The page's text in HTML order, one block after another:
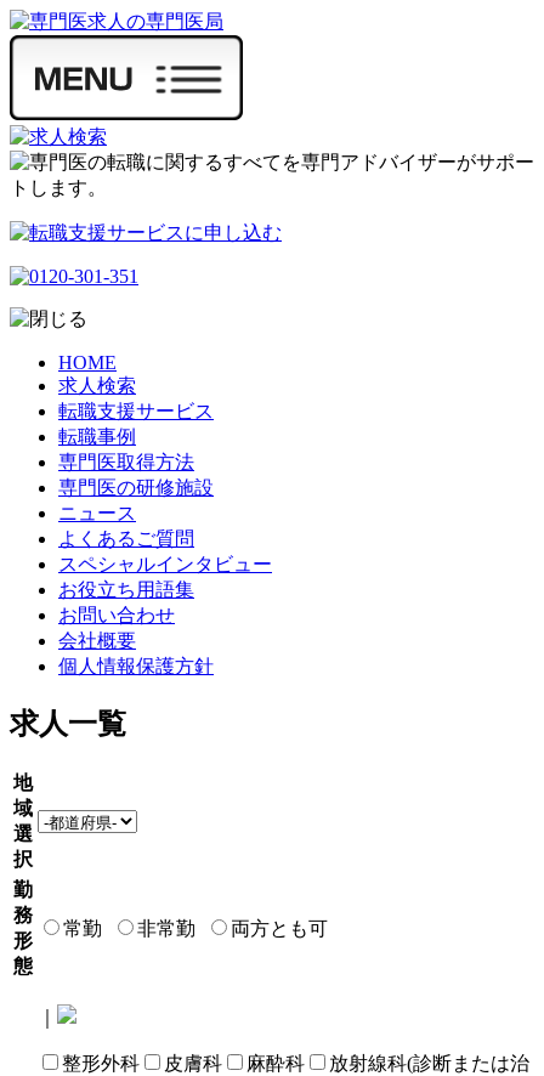
HOME
求人検索
転職支援サービス
転職事例
専門医取得方法
専門医の研修施設
ニュース
よくあるご質問
スペシャルインタビュー
お役立ち用語集
お問い合わせ
会社概要
個人情報保護方針
求人一覧
地
域
選
択
勤
務
形
態
常勤 非常勤 両方とも可
整形外科 皮膚科 麻酔科
放射線科(診断または治